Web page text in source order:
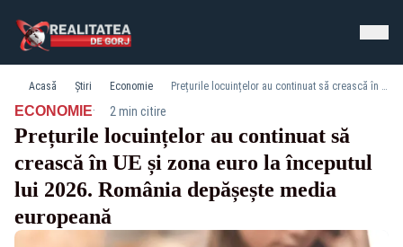
Acasă Știri Economie Prețurile locuințelor au continuat să crească în UE și zona euro la începutul lui 2026. România depășește media europeană
ECONOMIE· 2 min citire
Prețurile locuințelor au continuat să
crească în UE și zona euro la începutul
lui 2026. România depășește media
europeană